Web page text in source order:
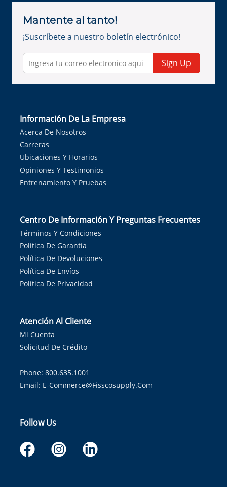
Mantente al tanto!
¡Suscríbete a nuestro boletín electrónico!
Sign Up
Información De La Empresa
Acerca De Nosotros
Carreras
Ubicaciones Y Horarios
Opiniones Y Testimonios
Entrenamiento Y Pruebas
Centro De Información Y Preguntas Frecuentes
Términos Y Condiciones
Política De Garantía
Política De Devoluciones
Política De Envíos
Política De Privacidad
Atención Al Cliente
Mi Cuenta
Solicitud De Crédito
Phone: 800.635.1001
Email: E-Commerce@fisscosupply.com
Follow Us